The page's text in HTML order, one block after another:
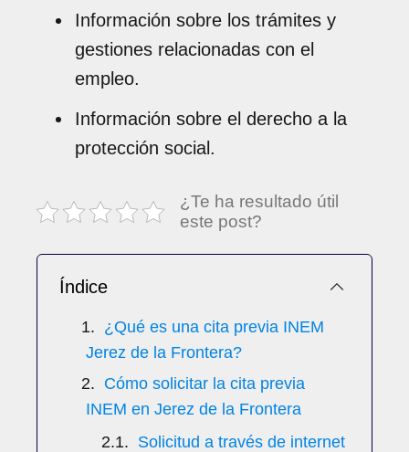
Información sobre los trámites y
gestiones relacionadas con el
empleo.
Información sobre el derecho a la
protección social.
¿Te ha resultado útil
este post?
Índice
¿Qué es una cita previa INEM
Jerez de la Frontera?
Cómo solicitar la cita previa
INEM en Jerez de la Frontera
Solicitud a través de internet